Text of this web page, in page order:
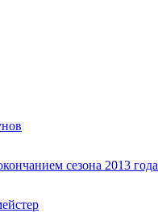
сезона 2013 года